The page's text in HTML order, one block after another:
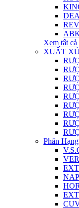
Xem tất cả
XUẤT
Phân Hạng